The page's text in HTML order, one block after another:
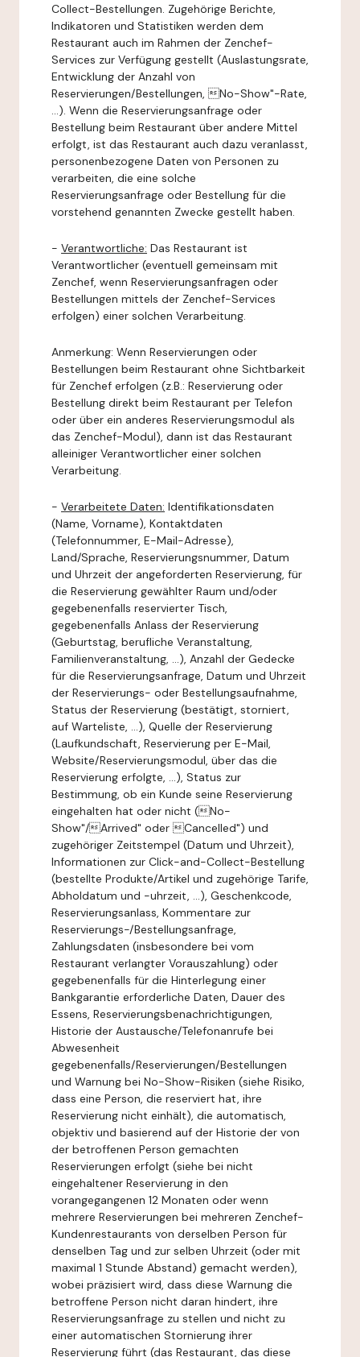
Collect-Bestellungen. Zugehörige Berichte,
Indikatoren und Statistiken werden dem
Restaurant auch im Rahmen der Zenchef-
Services zur Verfügung gestellt (Auslastungsrate,
Entwicklung der Anzahl von
Reservierungen/Bestellungen, No-Show"-Rate,
...). Wenn die Reservierungsanfrage oder
Bestellung beim Restaurant über andere Mittel
erfolgt, ist das Restaurant auch dazu veranlasst,
personenbezogene Daten von Personen zu
verarbeiten, die eine solche
Reservierungsanfrage oder Bestellung für die
vorstehend genannten Zwecke gestellt haben.
- Verantwortliche: Das Restaurant ist
Verantwortlicher (eventuell gemeinsam mit
Zenchef, wenn Reservierungsanfragen oder
Bestellungen mittels der Zenchef-Services
erfolgen) einer solchen Verarbeitung.
Anmerkung: Wenn Reservierungen oder
Bestellungen beim Restaurant ohne Sichtbarkeit
für Zenchef erfolgen (z.B.: Reservierung oder
Bestellung direkt beim Restaurant per Telefon
oder über ein anderes Reservierungsmodul als
das Zenchef-Modul), dann ist das Restaurant
alleiniger Verantwortlicher einer solchen
Verarbeitung.
- Verarbeitete Daten: Identifikationsdaten
(Name, Vorname), Kontaktdaten
(Telefonnummer, E-Mail-Adresse),
Land/Sprache, Reservierungsnummer, Datum
und Uhrzeit der angeforderten Reservierung, für
die Reservierung gewählter Raum und/oder
gegebenenfalls reservierter Tisch,
gegebenenfalls Anlass der Reservierung
(Geburtstag, berufliche Veranstaltung,
Familienveranstaltung, ...), Anzahl der Gedecke
für die Reservierungsanfrage, Datum und Uhrzeit
der Reservierungs- oder Bestellungsaufnahme,
Status der Reservierung (bestätigt, storniert,
auf Warteliste, ...), Quelle der Reservierung
(Laufkundschaft, Reservierung per E-Mail,
Website/Reservierungsmodul, über das die
Reservierung erfolgte, ...), Status zur
Bestimmung, ob ein Kunde seine Reservierung
eingehalten hat oder nicht (No-
Show"/Arrived" oder Cancelled") und
zugehöriger Zeitstempel (Datum und Uhrzeit),
Informationen zur Click-and-Collect-Bestellung
(bestellte Produkte/Artikel und zugehörige Tarife,
Abholdatum und -uhrzeit, ...), Geschenkcode,
Reservierungsanlass, Kommentare zur
Reservierungs-/Bestellungsanfrage,
Zahlungsdaten (insbesondere bei vom
Restaurant verlangter Vorauszahlung) oder
gegebenenfalls für die Hinterlegung einer
Bankgarantie erforderliche Daten, Dauer des
Essens, Reservierungsbenachrichtigungen,
Historie der Austausche/Telefonanrufe bei
Abwesenheit
gegebenenfalls/Reservierungen/Bestellungen
und Warnung bei No-Show-Risiken (siehe Risiko,
dass eine Person, die reserviert hat, ihre
Reservierung nicht einhält), die automatisch,
objektiv und basierend auf der Historie der von
der betroffenen Person gemachten
Reservierungen erfolgt (siehe bei nicht
eingehaltener Reservierung in den
vorangegangenen 12 Monaten oder wenn
mehrere Reservierungen bei mehreren Zenchef-
Kundenrestaurants von derselben Person für
denselben Tag und zur selben Uhrzeit (oder mit
maximal 1 Stunde Abstand) gemacht werden),
wobei präzisiert wird, dass diese Warnung die
betroffene Person nicht daran hindert, ihre
Reservierungsanfrage zu stellen und nicht zu
einer automatischen Stornierung ihrer
Reservierung führt (das Restaurant, das diese